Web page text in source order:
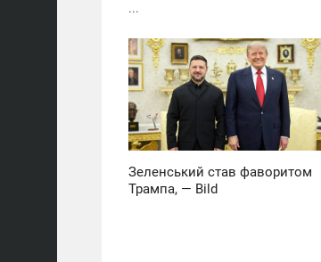
...
Зеленський став фаворитом
Трампа, — Bild